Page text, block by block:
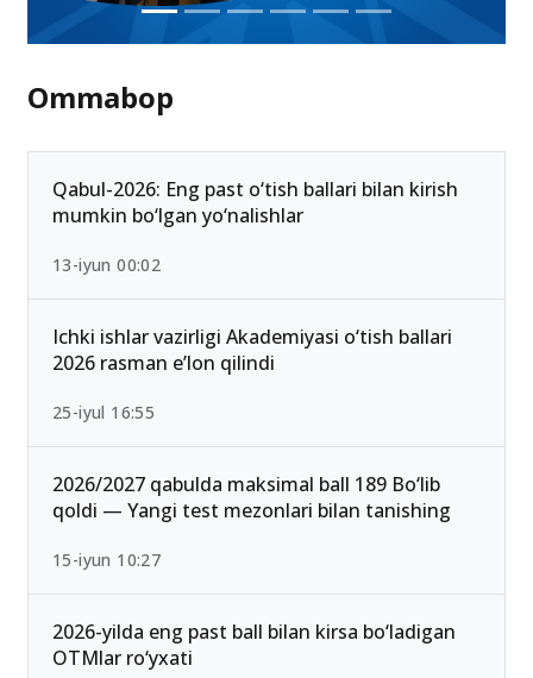
Ommabop
Qabul-2026: Eng past o‘tish ballari bilan kirish
mumkin bo‘lgan yo‘nalishlar
13-iyun 00:02
Ichki ishlar vazirligi Akademiyasi o‘tish ballari
2026 rasman e’lon qilindi
25-iyul 16:55
2026/2027 qabulda maksimal ball 189 Bo‘lib
qoldi — Yangi test mezonlari bilan tanishing
15-iyun 10:27
2026-yilda eng past ball bilan kirsa bo‘ladigan
OTMlar ro‘yxati